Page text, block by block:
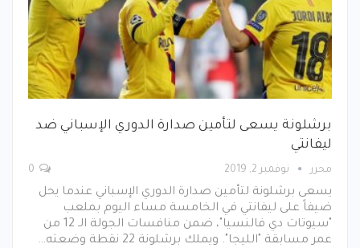
برشلونة يسعى لتأمين صدارة الدوري الإسباني ضد
ليفانتي
محرر نوفمبر 2, 2019
يسعى برشلونة لتأمين صدارة الدوري الإسباني عندما يحل
ضيفاً على ليفانتي في الخامسة مساء اليوم بملعب
"سيوتات دي فالنسيا"، ضمن منافسات الجولة الـ 12 من
عمر مسابقة "الليجا". ويملك برشلونة 22 نقطة وضعته…